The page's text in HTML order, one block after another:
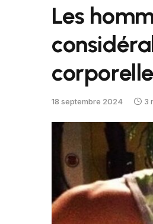
Les
corporelle
18 septembre 2024 3